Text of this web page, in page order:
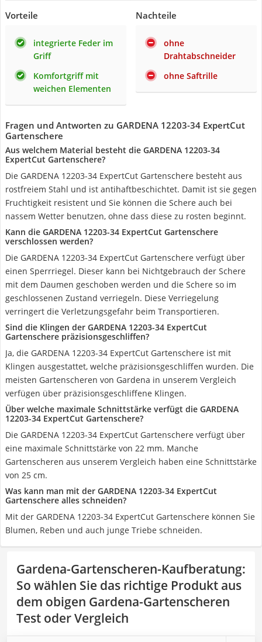
Vorteile
integrierte Feder im
Griff
Komfortgriff mit
weichen Elementen
Nachteile
ohne
Drahtabschneider
ohne Saftrille
Fragen und Antworten zu GARDENA 12203-34 ExpertCut
Gartenschere
Aus welchem Material besteht die GARDENA 12203-34
ExpertCut Gartenschere?
Die GARDENA 12203-34 ExpertCut Gartenschere besteht aus
rostfreiem Stahl und ist antihaftbeschichtet. Damit ist sie gegen
Fruchtigkeit resistent und Sie können die Schere auch bei
nassem Wetter benutzen, ohne dass diese zu rosten beginnt.
Kann die GARDENA 12203-34 ExpertCut Gartenschere
verschlossen werden?
Die GARDENA 12203-34 ExpertCut Gartenschere verfügt über
einen Sperrriegel. Dieser kann bei Nichtgebrauch der Schere
mit dem Daumen geschoben werden und die Schere so im
geschlossenen Zustand verriegeln. Diese Verriegelung
verringert die Verletzungsgefahr beim Transportieren.
Sind die Klingen der GARDENA 12203-34 ExpertCut
Gartenschere präzisionsgeschliffen?
Ja, die GARDENA 12203-34 ExpertCut Gartenschere ist mit
Klingen ausgestattet, welche präzisionsgeschliffen wurden. Die
meisten Gartenscheren von Gardena in unserem Vergleich
verfügen über präzisionsgeschliffene Klingen.
Über welche maximale Schnittstärke verfügt die GARDENA
12203-34 ExpertCut Gartenschere?
Die GARDENA 12203-34 ExpertCut Gartenschere verfügt über
eine maximale Schnittstärke von 22 mm. Manche
Gartenscheren aus unserem Vergleich haben eine Schnittstärke
von 25 cm.
Was kann man mit der GARDENA 12203-34 ExpertCut
Gartenschere alles schneiden?
Mit der GARDENA 12203-34 ExpertCut Gartenschere können Sie
Blumen, Reben und auch junge Triebe schneiden.
Gardena-Gartenscheren-Kaufberatung:
So wählen Sie das richtige Produkt aus
dem obigen Gardena-Gartenscheren
Test oder Vergleich